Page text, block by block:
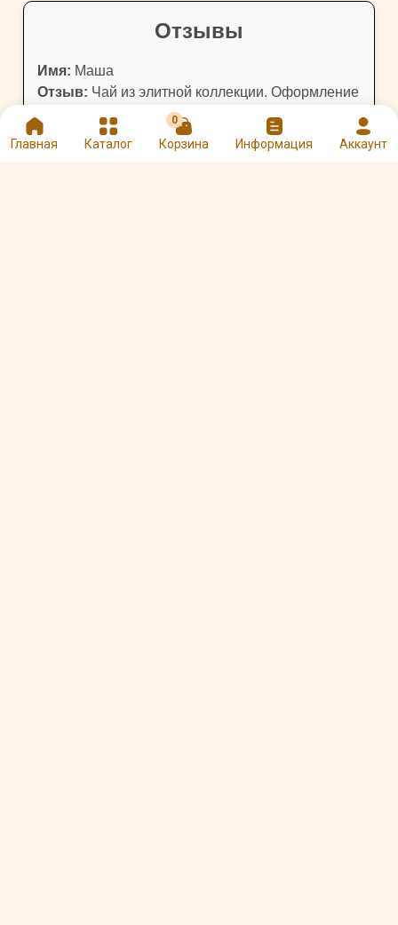
Главная Каталог
0
Корзина Информация Аккаунт
Отзывы
Имя: Маша
Отзыв: Чай из элитной коллекции. Оформление
красивое, да и чай не уступает - крепкий,
вкусный, ароматный. Понравится любителям
традиционных сортов, ведь здесь напиток